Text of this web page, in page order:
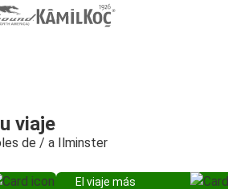
viaje
de / a Ilminster
El viaje más